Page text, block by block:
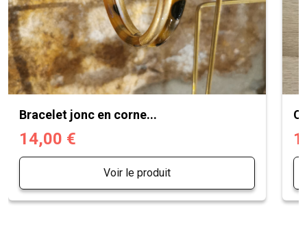
Bracelet jonc en corne...
14,00 €
Voir le produit